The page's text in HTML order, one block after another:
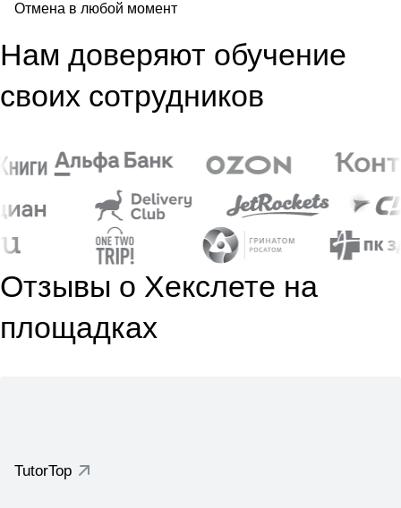
Отмена в любой момент
Нам доверяют обучение
своих сотрудников
Отзывы о Хекслете на
площадках
TutorTop